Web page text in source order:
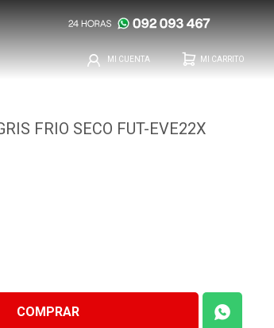
FRIO SECO FUT-EVE22X
COMPRAR